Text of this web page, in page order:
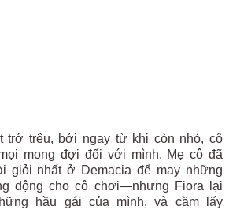
trớ trêu, bởi ngay từ khi còn nhỏ, cô
mong đợi đối với mình. Mẹ cô đã
giỏi nhất ở Demacia để may những
động cho cô chơi—nhưng Fiora lại
hầu gái của mình, và cầm lấy